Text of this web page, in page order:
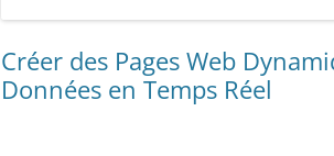
Créer des Pages Web
Données en Temps Réel